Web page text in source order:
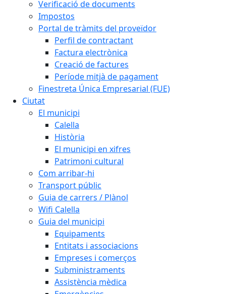
Verificació de documents
Impostos
Portal de tràmits del proveïdor
Perfil de contractant
Factura electrònica
Creació de factures
Període mitjà de pagament
Finestreta Única Empresarial (FUE)
Ciutat
El municipi
Calella
Història
El municipi en xifres
Patrimoni cultural
Com arribar-hi
Transport públic
Guia de carrers / Plànol
Wifi Calella
Guia del municipi
Equipaments
Entitats i associacions
Empreses i comerços
Subministraments
Assistència mèdica